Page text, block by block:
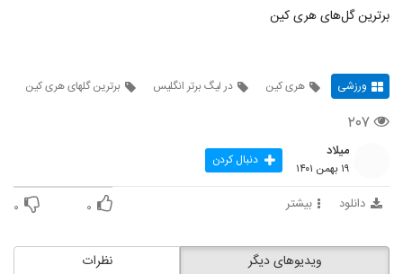
برترین گل‌های هری کین
ورزشی هری کین در لیگ برتر انگلیس برترین گلهای هری کین
۲۰۷
میلاد
۱۹ بهمن ۱۴۰۱ دنبال کردن
دانلود بیشتر ۰ ۰
نظرات ویدیوهای دیگر